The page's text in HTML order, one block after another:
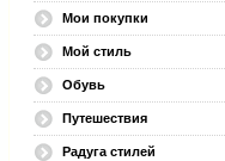
Мои покупки
Мой стиль
Обувь
Путешествия
Радуга стилей